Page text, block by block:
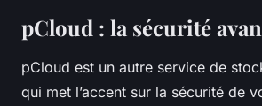
pCloud : la sécurité
pCloud est un autre service de
qui met l’accent sur la sécurité de